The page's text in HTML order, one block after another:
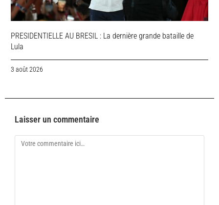
PRESIDENTIELLE AU BRESIL : La dernière grande bataille de
Lula
3 août 2026
Laisser un commentaire